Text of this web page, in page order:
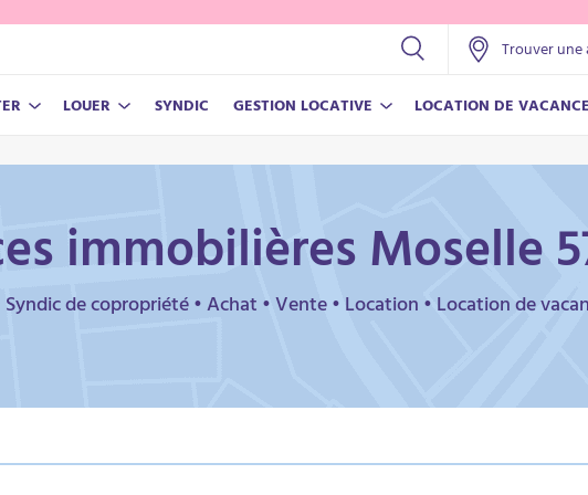
Trouver une
NOS OUTILS
Estimer son prix de vente
LOUER
NOS OUTILS
Estimer son loyer
SYNDIC GESTION LOCATIVE LOCATION DE
immobilières Moselle
de copropriété • Achat • Vente • Location • Location de